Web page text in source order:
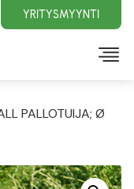
YRITYSMYYNTI
PALLOTUIJA; Ø